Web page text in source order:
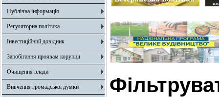
Публічна інформація
Регуляторна політика
Інвестиційний довідник
Запобігання проявам корупції
Очищення влади
Вивчення громадської думки